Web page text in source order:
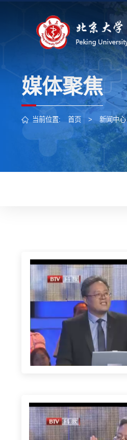
媒体聚焦
当前位置: 首页 > 新闻中心